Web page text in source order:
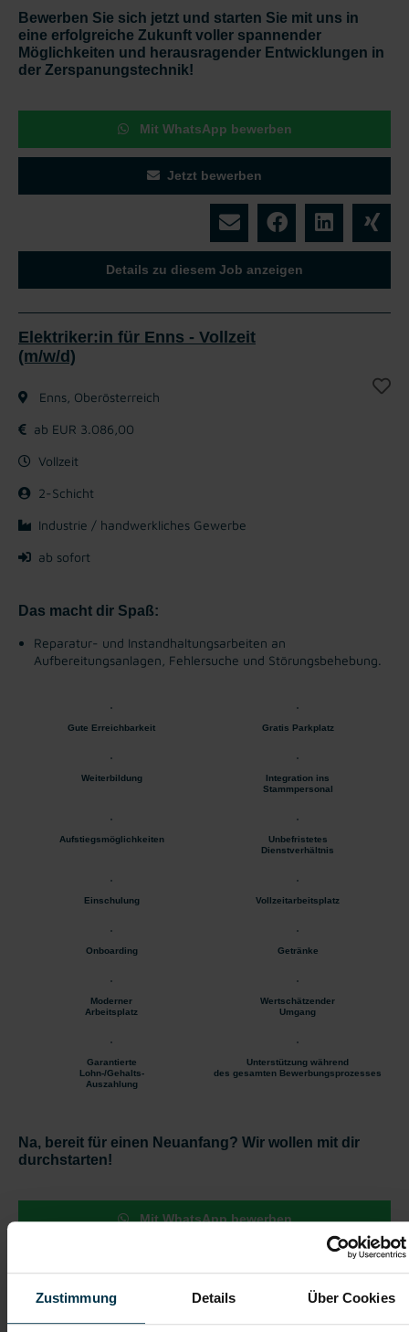
Zustimmung Details Über Cookies
Bewerben Sie sich jetzt und starten Sie mit uns in
eine erfolgreiche Zukunft voller spannender
Möglichkeiten und herausragender Entwicklungen in
der Zerspanungstechnik!
Mit WhatsApp bewerben
Jetzt bewerben
Details zu diesem Job anzeigen
Elektriker:in für Enns - Vollzeit
(m/w/d)
Enns, Oberösterreich
ab EUR 3.086,00
Vollzeit
2-Schicht
Industrie / handwerkliches Gewerbe
ab sofort
Das macht dir Spaß:
Reparatur- und Instandhaltungsarbeiten an
Aufbereitungsanlagen, Fehlersuche und Störungsbehebung.
Gute Erreichbarkeit Gratis Parkplatz
Weiterbildung
Integration ins
Stammpersonal
Aufstiegsmöglichkeiten
Unbefristetes
Dienstverhältnis
Einschulung Vollzeitarbeitsplatz
Onboarding Getränke
Moderner
Arbeitsplatz
Wertschätzender
Umgang
Garantierte
Lohn-/Gehalts-
Auszahlung
Unterstützung während
des gesamten Bewerbungsprozesses
Na, bereit für einen Neuanfang? Wir wollen mit dir
durchstarten!
Mit WhatsApp bewerben